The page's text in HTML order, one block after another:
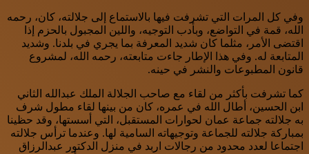
وفي كل المرات التي تشرفت فيها بالاستماع إلى جلالته، كان، رحمه
الله، قمة في التواضع، وبأدب التوجيه، واللين المجبول بالحزم إذا
اقتضى الأمر، مثلما كان شديد المعرفة بما يجري في بلدنا. وشديد
المتابعة له. وفي هذا الإطار جاءت متابعته، رحمه الله، لمشروع
قانون المطبوعات والنشر في حينه.
كما تشرفت بأكثر من لقاء مع صاحب الجلالة الملك عبدالله الثاني
ابن الحسين، أطال الله في عمره، كان من بينها لقاء مطول شرف
به جلالته جماعة عمان لحوارات المستقبل، التي أسستها، وقد حظينا
بمباركة جلالته للجماعة وتوجيهاته السامية لها. وعندما ترأس جلالته
اجتماعا لعدد محدود من رجالات اربد في منزل الدكتور عبدالرزاق